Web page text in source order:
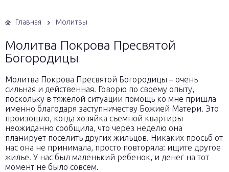
Главная Молитвы
Молитва Покрова Пресвятой
Богородицы
Молитва Покрова Пресвятой Богородицы – очень
сильная и действенная. Говорю по своему опыту,
поскольку в тяжелой ситуации помощь ко мне пришла
именно благодаря заступничеству Божией Матери. Это
произошло, когда хозяйка съемной квартиры
неожиданно сообщила, что через неделю она
планирует поселить других жильцов. Никаких просьб от
нас она не принимала, просто повторяла: ищите другое
жилье. У нас был маленький ребенок, и денег на тот
момент не было совсем.